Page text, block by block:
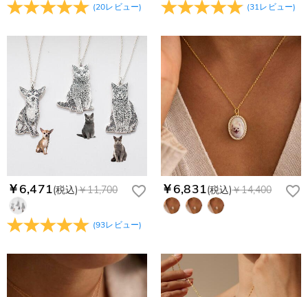
(20レビュー) (31 レビュー)
￥6,471(税込)￥11,700
(93レビュー)
￥6,831(税込)￥14,400